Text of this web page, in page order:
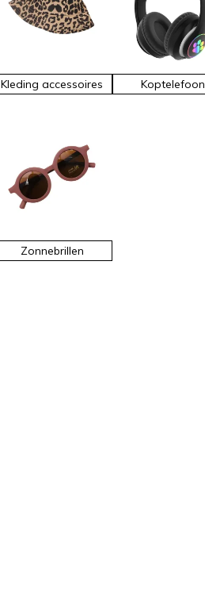
Kleding accessoires Koptelefoon
Zonnebrillen